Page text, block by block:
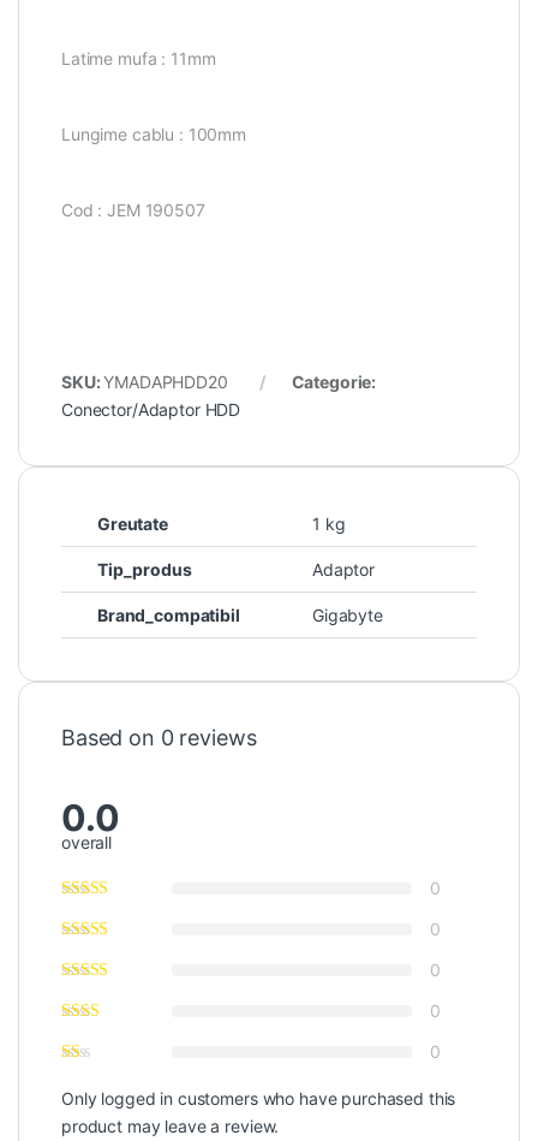
Latime mufa : 11mm
Lungime cablu : 100mm
Cod : JEM 190507
SKU:YMADAPHDD20
Categorie:
Conector/Adaptor HDD
Greutate 1 kg
Tip_produs Adaptor
Brand_compatibil Gigabyte
Based on 0 reviews
0.0
overall
0
0
0
0
0
Only logged in customers who have purchased this
product may leave a review.